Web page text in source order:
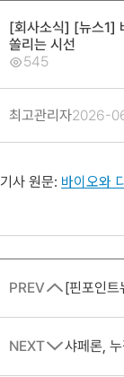
[회사소식] [뉴스1]
쏠리는 시선
545
최고관리자2026-
기사 원문: 바이오와
PREV
NEXT